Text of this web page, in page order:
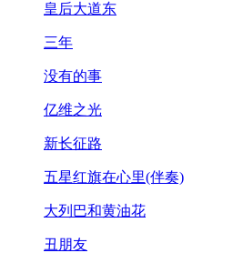
皇后大道东
三年
没有的事
亿维之光
新长征路
五星红旗在心里(伴奏)
大列巴和黄油花
丑朋友